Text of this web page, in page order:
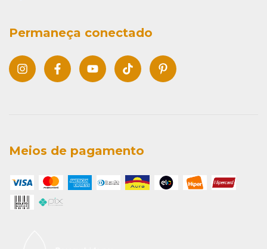
Permaneça conectado
Meios de pagamento